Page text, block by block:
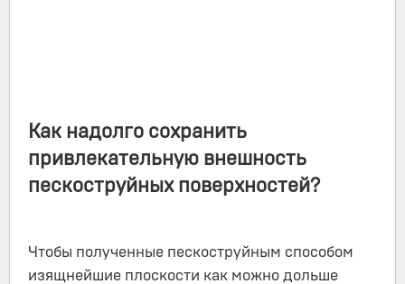
Как надолго сохранить
привлекательную внешность
пескоструйных поверхностей?
Чтобы полученные пескоструйным способом
изящнейшие плоскости как можно дольше